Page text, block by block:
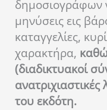
δημοσιογράφων
μηνύσεις εις
καταγγελίες,
χαρακτήρα,
(διαδικτυακοί
ανατριχιαστικές
του εκδότη.